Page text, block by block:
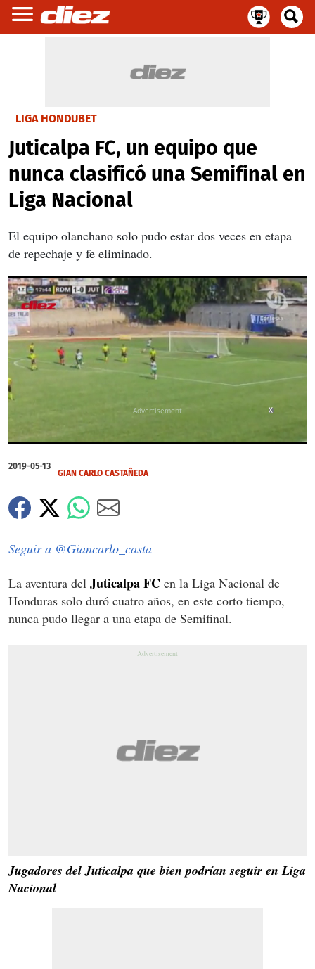
LIGA HONDUBET
Juticalpa FC, un equipo que
nunca clasificó una Semifinal en
Liga Nacional
El equipo olanchano solo pudo estar dos veces en etapa
de repechaje y fe eliminado.
seconds
of
seconds
X
2019-05-13
GIAN CARLO CASTAÑEDA
Seguir a @Giancarlo_casta
La aventura del Juticalpa FC en la Liga Nacional de
Honduras solo duró cuatro años, en este corto tiempo,
nunca pudo llegar a una etapa de Semifinal.
Jugadores del Juticalpa que bien podrían seguir en Liga
Nacional